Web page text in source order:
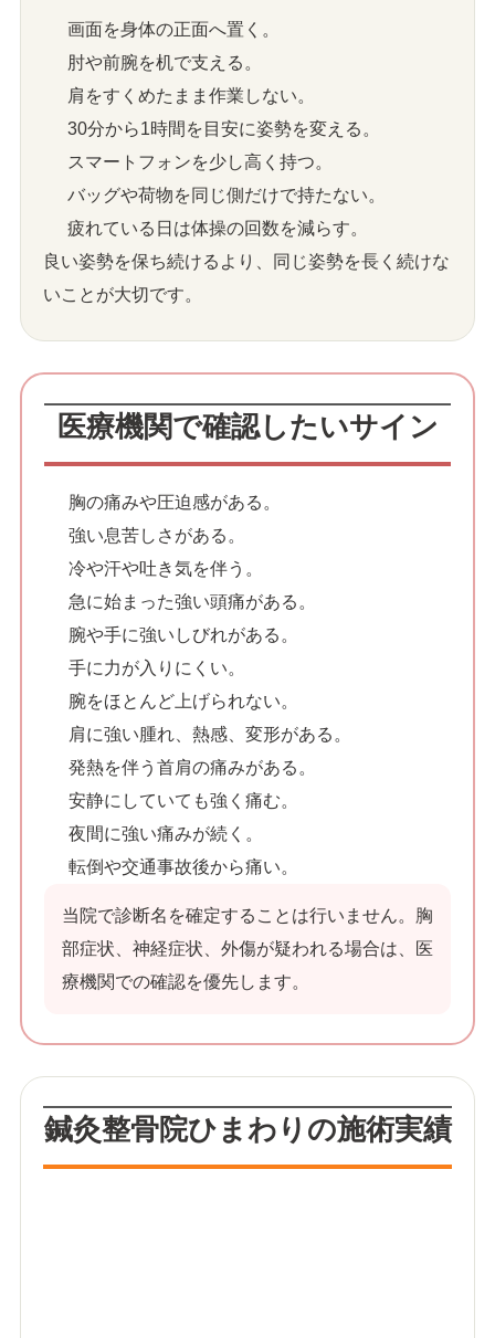
画面を身体の正面へ置く。
肘や前腕を机で支える。
肩をすくめたまま作業しない。
30分から1時間を目安に姿勢を変える。
スマートフォンを少し高く持つ。
バッグや荷物を同じ側だけで持たない。
疲れている日は体操の回数を減らす。
良い姿勢を保ち続けるより、同じ姿勢を長く続けな
いことが大切です。
医療機関で確認したいサイン
胸の痛みや圧迫感がある。
強い息苦しさがある。
冷や汗や吐き気を伴う。
急に始まった強い頭痛がある。
腕や手に強いしびれがある。
手に力が入りにくい。
腕をほとんど上げられない。
肩に強い腫れ、熱感、変形がある。
発熱を伴う首肩の痛みがある。
安静にしていても強く痛む。
夜間に強い痛みが続く。
転倒や交通事故後から痛い。
当院で診断名を確定することは行いません。胸
部症状、神経症状、外傷が疑われる場合は、医
療機関での確認を優先します。
鍼灸整骨院ひまわりの施術実績